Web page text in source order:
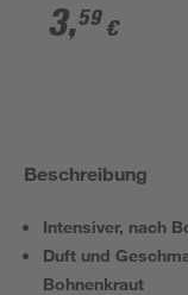
14 cm Topf
3,59 €
Beschreibung
Intensiver, nach
Duft und
Bohnenkraut